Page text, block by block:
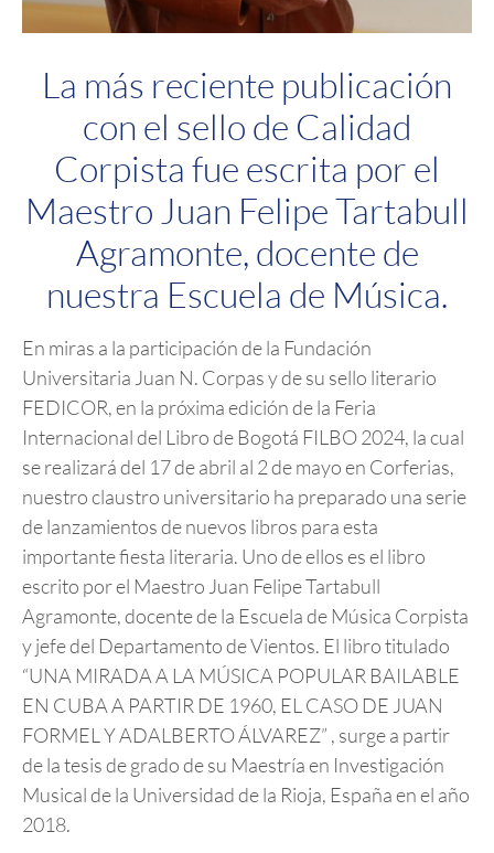
La más reciente publicación
con el sello de Calidad
Corpista fue escrita por el
Maestro Juan Felipe Tartabull
Agramonte, docente de
nuestra Escuela de Música.
En miras a la participación de la Fundación
Universitaria Juan N. Corpas y de su sello literario
FEDICOR, en la próxima edición de la Feria
Internacional del Libro de Bogotá FILBO 2024, la cual
se realizará del 17 de abril al 2 de mayo en Corferias,
nuestro claustro universitario ha preparado una serie
de lanzamientos de nuevos libros para esta
importante fiesta literaria. Uno de ellos es el libro
escrito por el Maestro Juan Felipe Tartabull
Agramonte, docente de la Escuela de Música Corpista
y jefe del Departamento de Vientos. El libro titulado
“UNA MIRADA A LA MÚSICA POPULAR BAILABLE
EN CUBA A PARTIR DE 1960, EL CASO DE JUAN
FORMEL Y ADALBERTO ÁLVAREZ” , surge a partir
de la tesis de grado de su Maestría en Investigación
Musical de la Universidad de la Rioja, España en el año
2018.